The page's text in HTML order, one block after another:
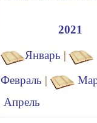
2021
Январь |
Февраль |
Апрель